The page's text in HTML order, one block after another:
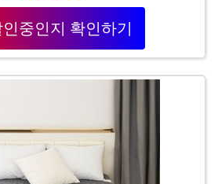
중인지 확인하기